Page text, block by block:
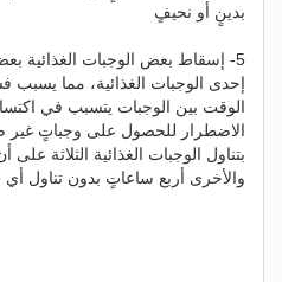
بدينٍ أو نحيفٍ
5- إسقاط بعض الوجبات الغذائية
إحدى الوجبات الغذائية، مما
الوقت بين الوجبات يتسبب في
الاضطرار للحصول على وجباتٍ غير
بتناول الوجبات الغذائية الثلاثة
والأخرى أربع ساعاتٍ بدون تناول